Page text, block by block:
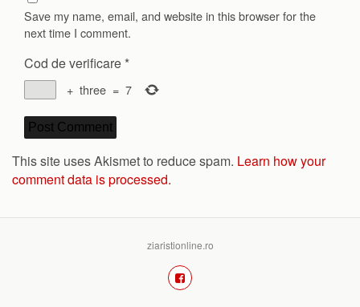
Save my name, email, and website in this browser for the
next time I comment.
Cod de verificare *
+ three = 7
This site uses Akismet to reduce spam. Learn how your
comment data is processed.
ziaristionline.ro